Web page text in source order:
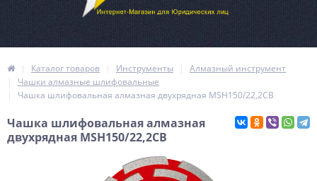
Каталог товаров Инструменты
Алмазный инструмент
Чашки алмазные шлифовальные
Чашка шлифовальная алмазная двухрядная MSH150/22,2СB
Чашка шлифовальная алмазная
двухрядная MSH150/22,2СB